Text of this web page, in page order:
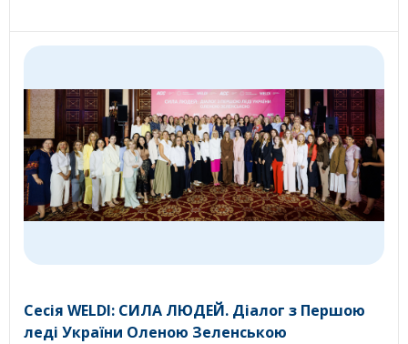
Сесія WELDI: СИЛА ЛЮДЕЙ. Діалог з Першою
леді України Оленою Зеленською